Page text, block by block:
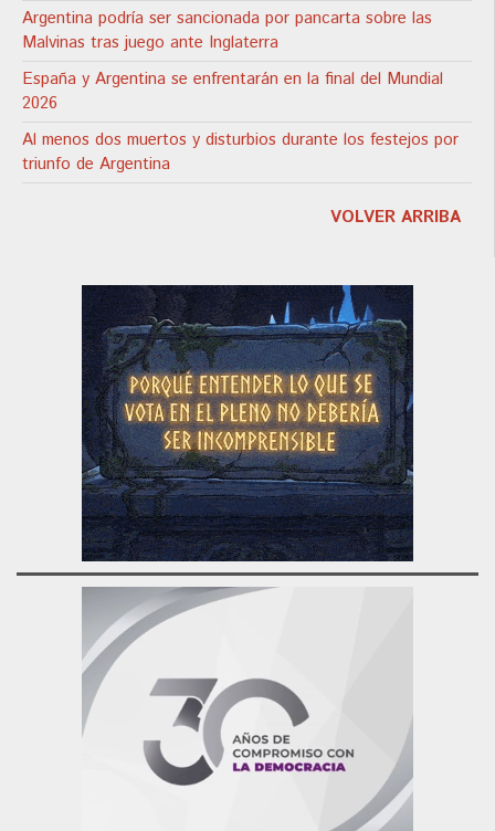
Argentina podría ser sancionada por pancarta sobre las
Malvinas tras juego ante Inglaterra
España y Argentina se enfrentarán en la final del Mundial
2026
Al menos dos muertos y disturbios durante los festejos por
triunfo de Argentina
VOLVER ARRIBA